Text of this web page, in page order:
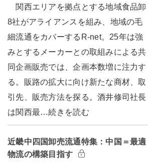
関西エリアを拠点とする地域食品卸
8社がアライアンスを組み、地域の毛
細流通をカバーするR-net。25年は強
みとするメーカーとの取組みによる共
同企画販売では、企画本数増に注力す
る。販路の拡大に向け新たな商材、取
引先、販売方法を探る。酒井修司社長
は関西最…続きを読む
近畿中四国卸売流通特集：中国＝最適
物流の構築目指す